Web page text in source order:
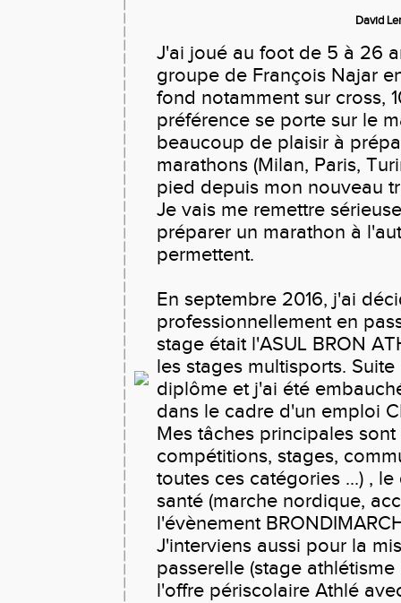
David
J'ai joué au foot de 5 à 26
groupe de François Najar
fond notamment sur cross,
préférence se porte sur le
beaucoup de plaisir à
marathons (Milan, Paris,
pied depuis mon nouveau
Je vais me remettre
préparer un marathon à
permettent.
En septembre 2016, j'ai
professionnellement en
stage était l'ASUL BRON
les stages multisports.
diplôme et j'ai été
dans le cadre d'un emploi
Mes tâches principales
compétitions, stages,
toutes ces catégories ...) ,
santé (marche nordique,
l'évènement
J'interviens aussi pour la
passerelle (stage
l'offre périscolaire Athlé